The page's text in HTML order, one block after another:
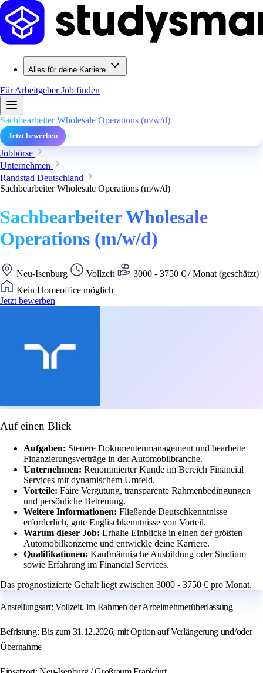
Alles für deine Karriere
Für ArbeitgeberJob finden
Sachbearbeiter Wholesale Operations (m/w/d)
Jetzt bewerben
Jobbörse
Unternehmen
Randstad Deutschland
Sachbearbeiter Wholesale Operations (m/w/d)
Sachbearbeiter Wholesale
Operations (m/w/d)
Neu-Isenburg Vollzeit
3000 - 3750 € / Monat (geschätzt)
Kein Homeoffice möglich
Jetzt bewerben
Auf einen Blick
Aufgaben: Steuere Dokumentenmanagement und bearbeite
Finanzierungsverträge in der Automobilbranche.
Unternehmen: Renommierter Kunde im Bereich Financial
Services mit dynamischem Umfeld.
Vorteile: Faire Vergütung, transparente Rahmenbedingungen
und persönliche Betreuung.
Weitere Informationen: Fließende Deutschkenntnisse
erforderlich, gute Englischkenntnisse von Vorteil.
Warum dieser Job: Erhalte Einblicke in einen der größten
Automobilkonzerne und entwickle deine Karriere.
Qualifikationen: Kaufmännische Ausbildung oder Studium
sowie Erfahrung im Financial Services.
Das prognostizierte Gehalt liegt zwischen 3000 - 3750 € pro Monat.
Anstellungsart: Vollzeit, im Rahmen der Arbeitnehmerüberlassung
Befristung: Bis zum 31.12.2026, mit Option auf Verlängerung und/oder
Übernahme